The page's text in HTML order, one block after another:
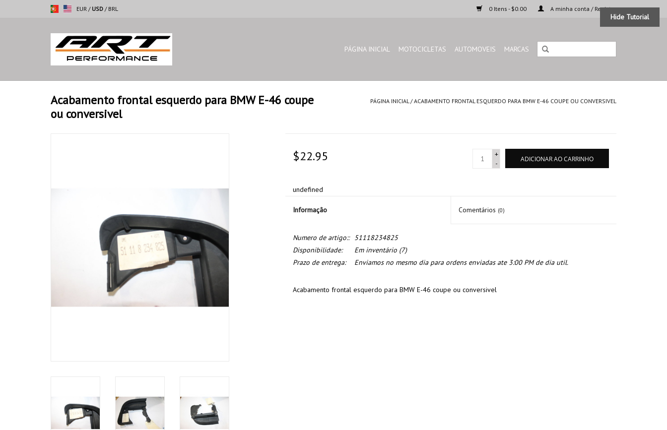
EUR / USD / BRL 0 Itens - $0.00 A minha conta / Registar
PÁGINA INICIAL MOTOCICLETAS AUTOMOVEIS MARCAS
Acabamento frontal esquerdo para BMW E-46 coupe
ou conversivel
PÁGINA INICIAL/ACABAMENTO FRONTAL ESQUERDO PARA BMW E-46 COUPE OU CONVERSIVEL
$22.95
+
-
ADICIONAR AO CARRINHO
undefined
Informação Comentários (0)
Numero de artigo::
51118234825
Disponibilidade:
Em inventário(7)
Prazo de entrega:
Enviamos no mesmo dia para ordens enviadas ate 3:00 PM de dia util.
Acabamento frontal esquerdo para BMW E-46 coupe ou conversivel
Hide Tutorial